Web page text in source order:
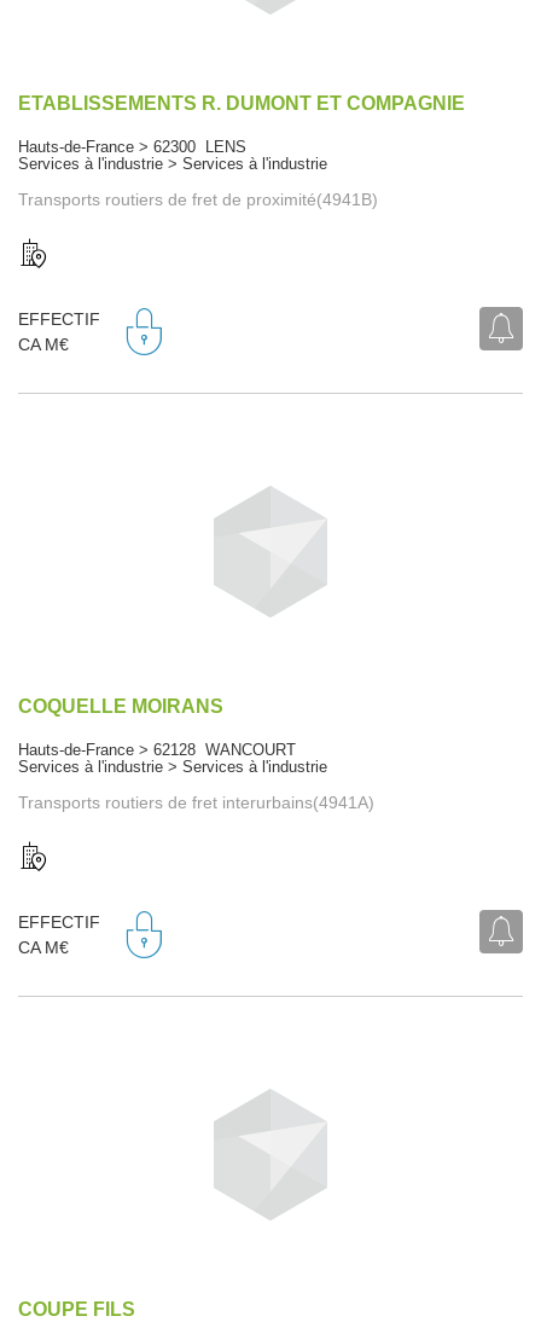
ETABLISSEMENTS R. DUMONT ET COMPAGNIE
Hauts-de-France > 62300 LENS
Services à l'industrie > Services à l'industrie
Transports routiers de fret de proximité(4941B)
EFFECTIF
CA M€
COQUELLE MOIRANS
Hauts-de-France > 62128 WANCOURT
Services à l'industrie > Services à l'industrie
Transports routiers de fret interurbains(4941A)
EFFECTIF
CA M€
COUPE FILS